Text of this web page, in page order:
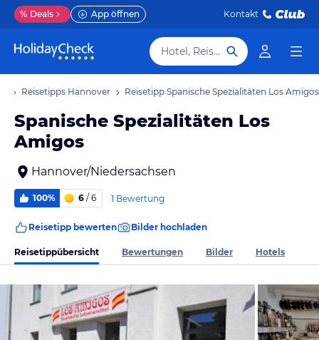
% Deals App öffnen Kontakt
Hotel, Reiseziel
Reisetipps Hannover Reisetipp Spanische Spezialitäten Los Amigos
Spanische Spezialitäten Los
Amigos
Hannover/Niedersachsen
100% 6 / 6 1 Bewertung
Reisetipp bewerten Bilder hochladen
Reisetippübersicht Bewertungen Bilder Hotels